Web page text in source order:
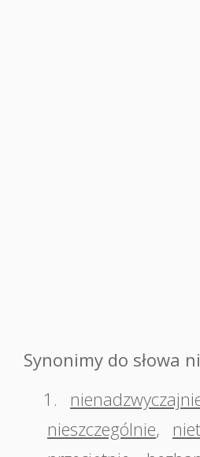
Synonimy do słowa
1.
nieszczególnie,